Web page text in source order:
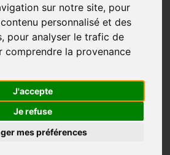
sur notre site, pour
personnalisé et des
pour analyser le trafic de
comprendre la provenance
J'accepte
Je refuse
mes préférences
PROMO !